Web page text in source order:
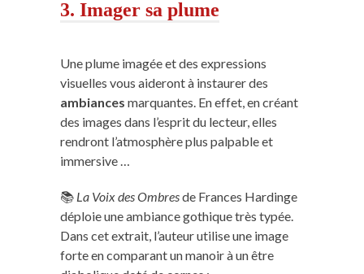
3. Imager sa plume
Une plume imagée et des expressions
visuelles vous aideront à instaurer des
ambiances marquantes. En effet, en créant
des images dans l’esprit du lecteur, elles
rendront l’atmosphère plus palpable et
immersive …
📚 La Voix des Ombresde Frances Hardinge
déploie une ambiance gothique très typée.
Dans cet extrait, l’auteur utilise une image
forte en comparant un manoir à un être